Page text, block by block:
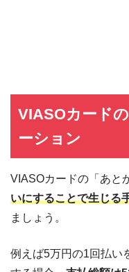
VIASOカード
ーション
VIASOカードの「あと
いにすることで生じる
ましょう。
例えば5万円の1回払い